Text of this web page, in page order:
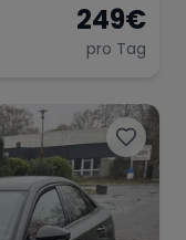
249€
pro Tag